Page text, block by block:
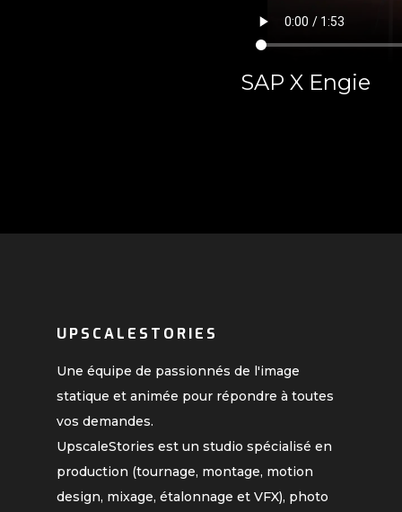
SAP X Engie
UPSCALESTORIES
Une équipe de passionnés de l'image
statique et animée pour répondre à toutes
vos demandes.
UpscaleStories est un studio spécialisé en
production (tournage, montage, motion
design, mixage, étalonnage et VFX), photo